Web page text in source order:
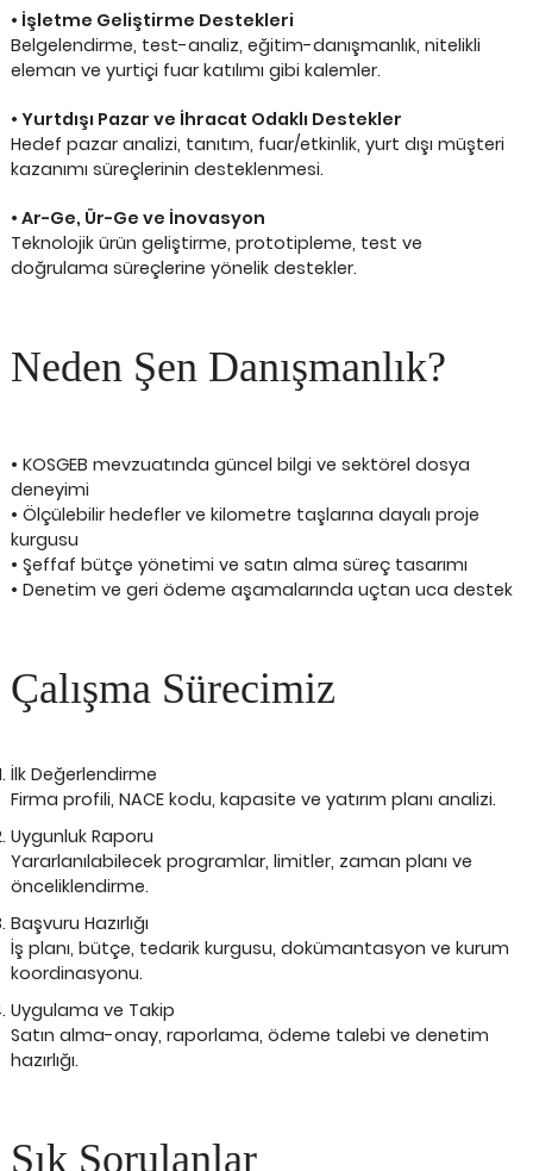
• İşletme Geliştirme Destekleri
Belgelendirme, test-analiz, eğitim-danışmanlık, nitelikli
eleman ve yurtiçi fuar katılımı gibi kalemler.
• Yurtdışı Pazar ve İhracat Odaklı Destekler
Hedef pazar analizi, tanıtım, fuar/etkinlik, yurt dışı müşteri
kazanımı süreçlerinin desteklenmesi.
• Ar-Ge, Ür-Ge ve İnovasyon
Teknolojik ürün geliştirme, prototipleme, test ve
doğrulama süreçlerine yönelik destekler.
Neden Şen Danışmanlık?
• KOSGEB mevzuatında güncel bilgi ve sektörel dosya
deneyimi
• Ölçülebilir hedefler ve kilometre taşlarına dayalı proje
kurgusu
• Şeffaf bütçe yönetimi ve satın alma süreç tasarımı
• Denetim ve geri ödeme aşamalarında uçtan uca destek
Çalışma Sürecimiz
İlk Değerlendirme
Firma profili, NACE kodu, kapasite ve yatırım planı analizi.
Uygunluk Raporu
Yararlanılabilecek programlar, limitler, zaman planı ve
önceliklendirme.
Başvuru Hazırlığı
İş planı, bütçe, tedarik kurgusu, dokümantasyon ve kurum
koordinasyonu.
Uygulama ve Takip
Satın alma-onay, raporlama, ödeme talebi ve denetim
hazırlığı.
Sık Sorulanlar